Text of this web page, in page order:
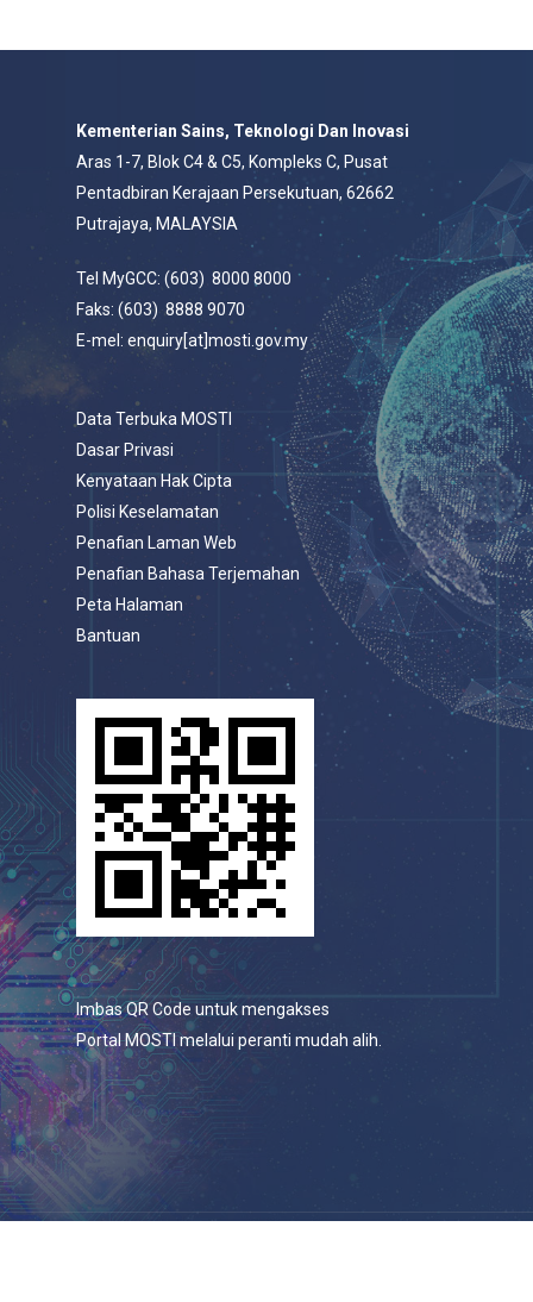
Kementerian Sains, Teknologi Dan Inovasi
Aras 1-7, Blok C4 & C5, Kompleks C, Pusat
Pentadbiran Kerajaan Persekutuan, 62662
Putrajaya, MALAYSIA
Tel MyGCC: (603) 8000 8000
Faks: (603) 8888 9070
E-mel: enquiry[at]mosti.gov.my
Data Terbuka MOSTI
Dasar Privasi
Kenyataan Hak Cipta
Polisi Keselamatan
Penafian Laman Web
Penafian Bahasa Terjemahan
Peta Halaman
Bantuan
Imbas QR Code untuk mengakses
Portal MOSTI melalui peranti mudah alih.